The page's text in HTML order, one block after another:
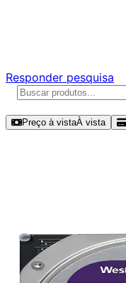
Responder pesquisa
Preço à vistaÀ vista